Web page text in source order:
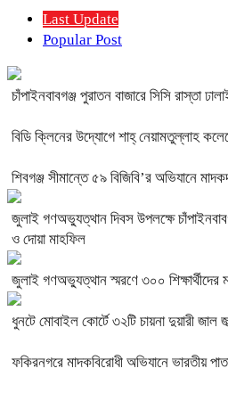
Last Update
Popular Post
চাঁপাইনবাবগঞ্জ পুরাতন বাজারে সিসি রাস্তা
বিডি ক্লিনের উদ্যোগে শাহ্ নেয়ামতুল্লাহ
শিবগঞ্জ সীমান্তে ৫৯ বিজিবি’র অভিযানে
জুলাই গণঅভ্যুত্থান দিবস উপলক্ষে
ও দোয়া মাহফিল
জুলাই গণঅভ্যুত্থান স্মরণে ৩০০ শিক্ষার্থীদের
ধুনটে মোবাইল কোর্টে ৩২টি চায়না দুয়ারী জাল
ফকিরনগরে মাদকবিরোধী অভিযানে ভারতীয়